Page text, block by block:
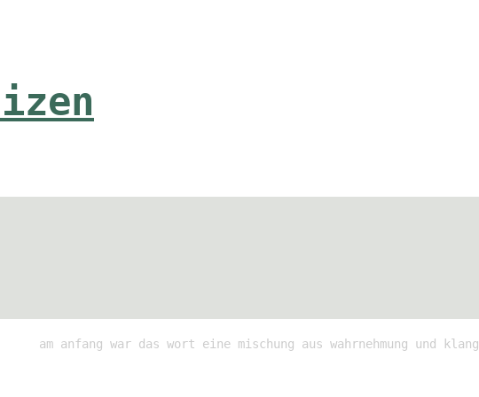
am anfang war das wort eine mischung aus wahrnehmung und klang